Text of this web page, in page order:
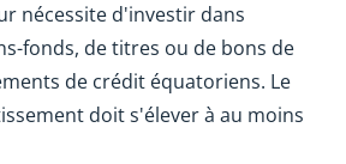
nécessite d'investir dans
fonds, de titres ou de bons de
de crédit équatoriens. Le
doit s'élever à au moins